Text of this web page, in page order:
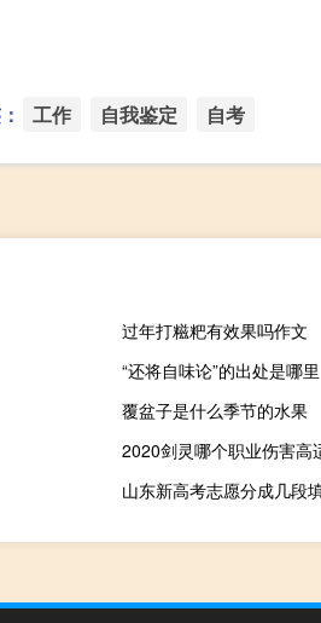
工作 自我鉴定 自考
过年打糍粑有效果吗作文
“还将自味论”的出处是哪里
覆盆子是什么季节的水果
2020剑灵哪个职业伤害高
山东新高考志愿分成几段填